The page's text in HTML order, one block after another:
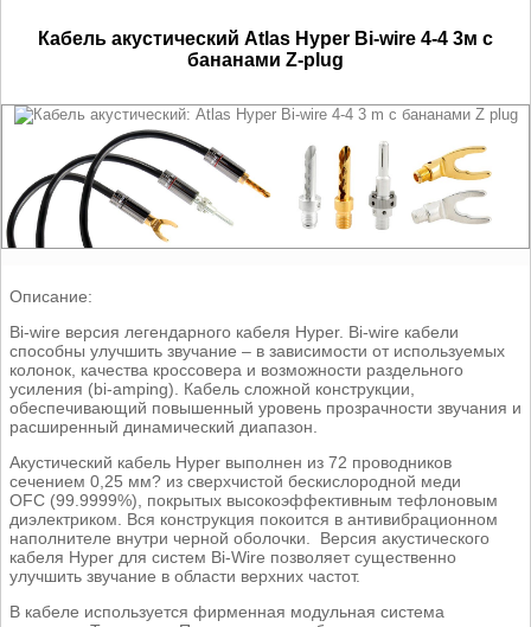
Кабель акустический Atlas Hyper Bi-wire 4-4 3м с
бананами Z-plug
Описание:
Bi-wire версия легендарного кабеля Hyper. Bi-wire кабели
способны улучшить звучание – в зависимости от используемых
колонок, качества кроссовера и возможности раздельного
усиления (bi-amping). Кабель сложной конструкции,
обеспечивающий повышенный уровень прозрачности звучания и
расширенный динамический диапазон.
Акустический кабель Hyper выполнен из 72 проводников
сечением 0,25 мм? из сверхчистой бескислородной меди
OFC (99.9999%), покрытых высокоэффективным тефлоновым
диэлектриком. Вся конструкция покоится в антивибрационном
наполнителе внутри черной оболочки. Версия акустического
кабеля Hyper для систем Bi-Wire позволяет существенно
улучшить звучание в области верхних частот.
В кабеле используется фирменная модульная система